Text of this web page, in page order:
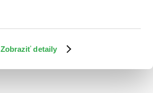
Zobraziť detaily